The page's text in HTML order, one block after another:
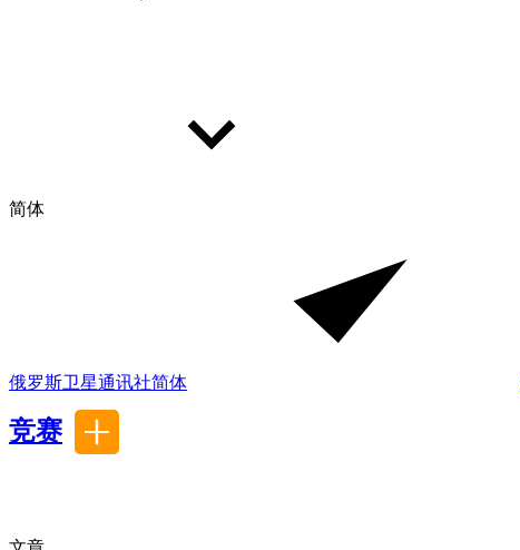
简体
俄罗斯卫星通讯社简体
竞赛